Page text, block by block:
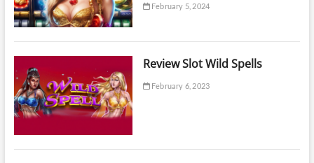
February 5, 2024
Review Slot Wild Spells
February 6, 2023